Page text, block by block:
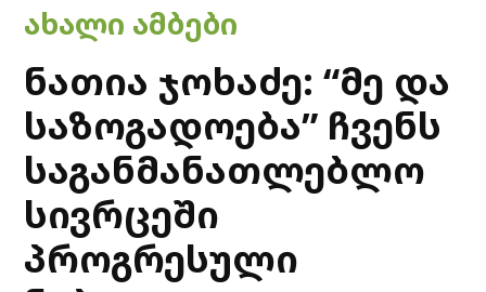
POSTED
IN
ᲐᲮᲐᲚᲘ ᲐᲛᲑᲔᲑᲘ
ნათია ჯოხაძე: “მე და
საზოგადოება” ჩვენს
საგანმანათლებლო
სივრცეში
პროგრესული